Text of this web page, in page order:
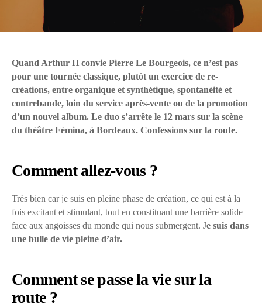
Quand Arthur H convie Pierre Le Bourgeois, ce n’est pas
pour une tournée classique, plutôt un exercice de re-
créations, entre organique et synthétique, spontanéité et
contrebande, loin du service après-vente ou de la promotion
d’un nouvel album. Le duo s’arrête le 12 mars sur la scène
du théâtre Fémina, à Bordeaux. Confessions sur la route.
Comment allez-vous ?
Très bien car je suis en pleine phase de création, ce qui est à la
fois excitant et stimulant, tout en constituant une barrière solide
face aux angoisses du monde qui nous submergent. Je suis dans
une bulle de vie pleine d’air.
Comment se passe la vie sur la
route ?